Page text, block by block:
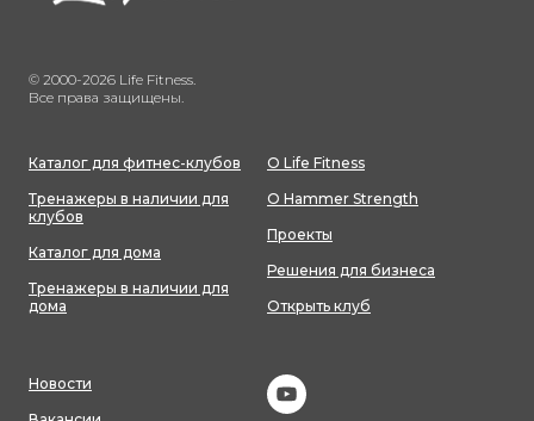
© 2000-2026 Life Fitness.
Все права защищены.
Каталог для фитнес-клубов
Тренажеры в наличии для
клубов
Каталог для дома
Тренажеры в наличии для
дома
О Life Fitness
О Hammer Strength
Проекты
Решения для бизнеса
Открыть клуб
Новости